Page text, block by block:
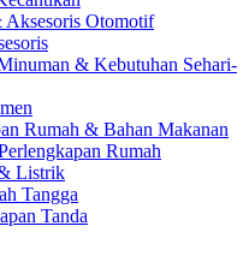
Otomotif
& Kebutuhan Sehari-
Rumah & Bahan Makanan
Rumah
Listrik
Tangga
Tanda